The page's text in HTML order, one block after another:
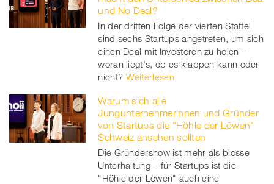
und No Deal?
In der dritten Folge der vierten Staffel
sind sechs Startups angetreten, um sich
einen Deal mit Investoren zu holen –
woran liegt's, ob es klappen kann oder
nicht? Weiterlesen
Warum sich alle
Jungunternehmerinnen und Gründer
von Startups die "Höhle der Löwen"
Schweiz ansehen sollten
Die Gründershow ist mehr als blosse
Unterhaltung – für Startups ist die
"Höhle der Löwen" auch eine